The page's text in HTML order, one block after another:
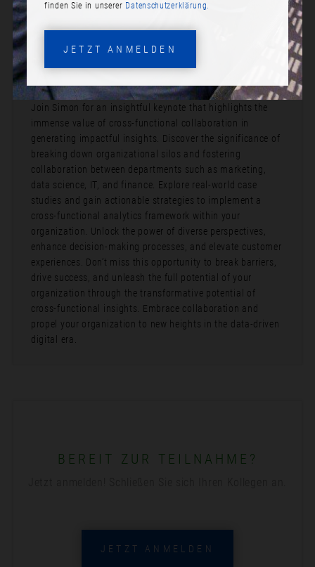
Dienstag, 14. November 2023
Summary:
Join Simon for an insightful keynote that highlights the
immense value of cross-functional collaboration in
generating impactful insights. Discover the significance of
breaking down organizational silos and fostering
collaboration between departments such as marketing,
data science, IT, and finance. Explore real-world case
studies and gain actionable strategies to implement a
cross-functional analytics framework within your
organization. Unlock the power of diverse perspectives,
enhance decision-making processes, and elevate customer
experiences. Don’t miss this opportunity to break barriers,
drive success, and unleash the full potential of your
organization through the transformative potential of
cross-functional insights. Embrace collaboration and
propel your organization to new heights in the data-driven
digital era.
BEREIT ZUR TEILNAHME?
JETZT ANMELDEN
finden Sie in unserer Datenschutzerklärung.
JETZT ANMELDEN